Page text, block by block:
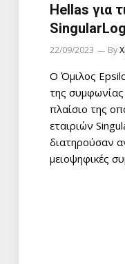
Hellas για
22/09/2023 By
Ο Όμιλος
της
πλαίσιο της
εταιριών
διατηρούσαν
μειοψηφικές